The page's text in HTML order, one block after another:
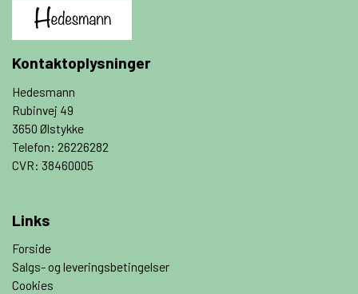
Kontaktoplysninger
Hedesmann
Rubinvej 49
3650 Ølstykke
Telefon: 26226282
CVR: 38460005
Links
Forside
Salgs- og leveringsbetingelser
Cookies